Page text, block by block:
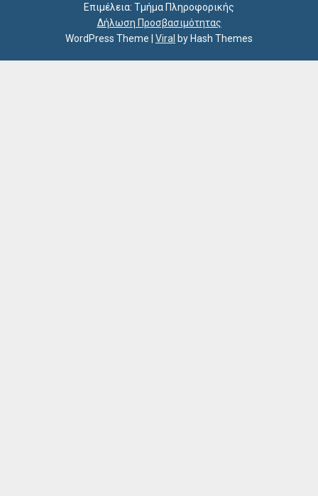
Επιμέλεια: Τμήμα Πληροφορικής
Δήλωση Προσβασιμότητας
WordPress Theme
Viral by Hash Themes